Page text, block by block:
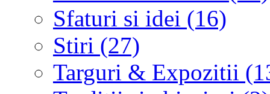
Sfaturi si idei (16)
Stiri (27)
Targuri & Expozitii